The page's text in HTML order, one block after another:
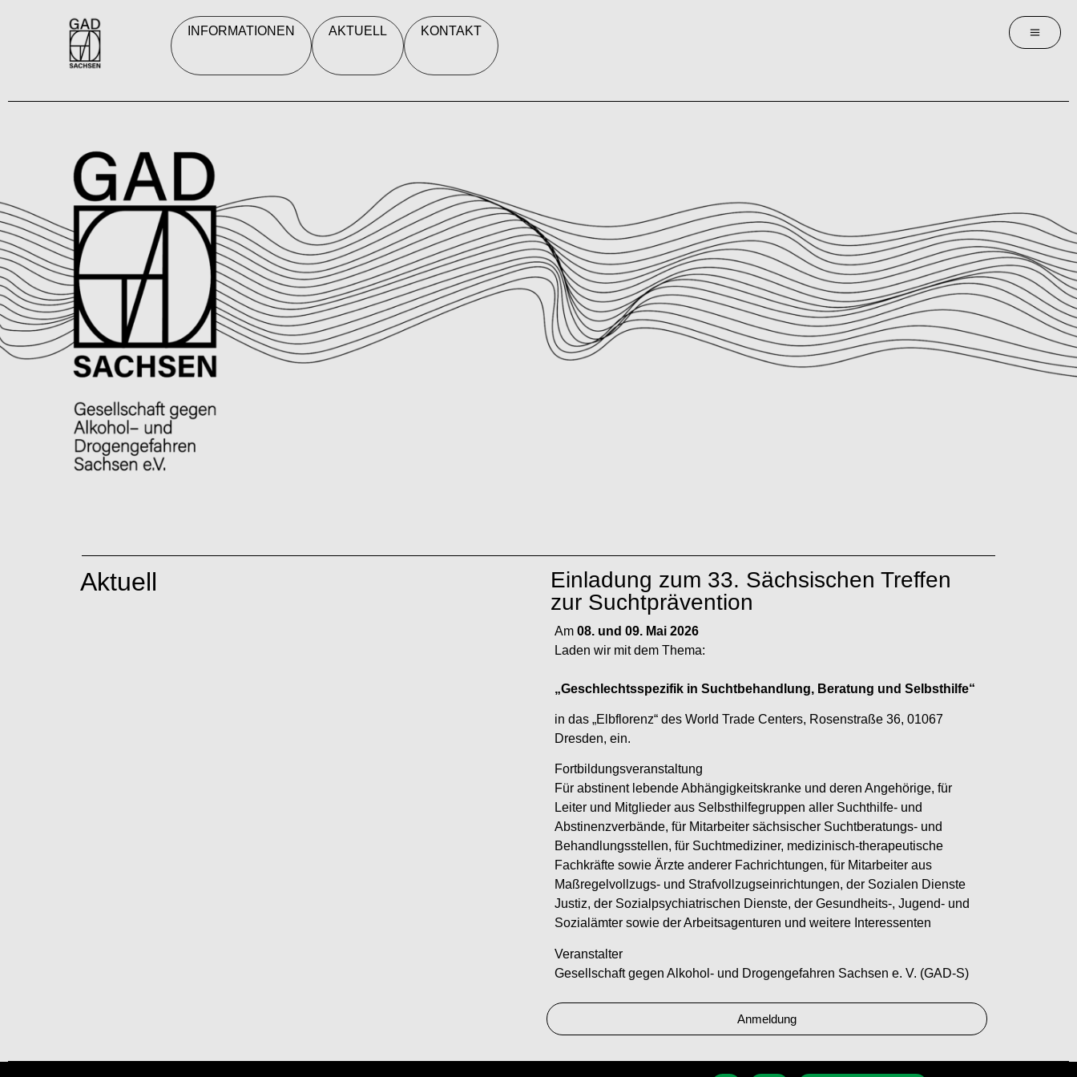
INFORMATIONEN AKTUELL KONTAKT
Aktuell
Einladung zum 33. Sächsischen Treffen
zur Suchtprävention
Am 08. und 09. Mai 2026
Laden wir mit dem Thema:
„Geschlechtsspezifik in Suchtbehandlung, Beratung und Selbsthilfe“
in das „Elbflorenz“ des World Trade Centers, Rosenstraße 36, 01067
Dresden, ein.
Fortbildungsveranstaltung
Für abstinent lebende Abhängigkeitskranke und deren Angehörige, für
Leiter und Mitglieder aus Selbsthilfegruppen aller Suchthilfe- und
Abstinenzverbände, für Mitarbeiter sächsischer Suchtberatungs- und
Behandlungsstellen, für Suchtmediziner, medizinisch-therapeutische
Fachkräfte sowie Ärzte anderer Fachrichtungen, für Mitarbeiter aus
Maßregelvollzugs- und Strafvollzugseinrichtungen, der Sozialen Dienste
Justiz, der Sozialpsychiatrischen Dienste, der Gesundheits-, Jugend- und
Sozialämter sowie der Arbeitsagenturen und weitere Interessenten
Veranstalter
Gesellschaft gegen Alkohol- und Drogengefahren Sachsen e. V. (GAD-S)
Anmeldung